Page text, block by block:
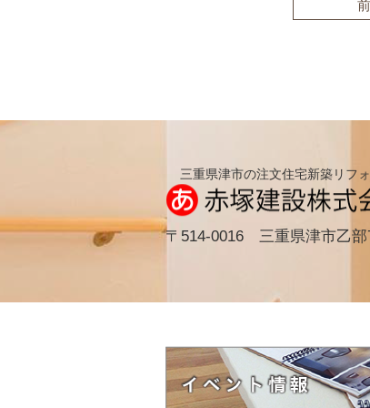
三重県津市の注文住宅新築リフ
〒514-0016 三重県津市乙部